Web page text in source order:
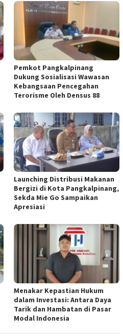
Pemkot Pangkalpinang
Dukung Sosialisasi Wawasan
Kebangsaan Pencegahan
Terorisme Oleh Densus 88
Launching Distribusi Makanan
Bergizi di Kota Pangkalpinang,
Sekda Mie Go Sampaikan
Apresiasi
Menakar Kepastian Hukum
dalam Investasi: Antara Daya
Tarik dan Hambatan di Pasar
Modal Indonesia